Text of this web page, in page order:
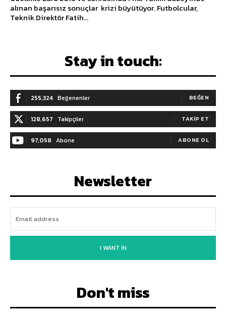
alınan başarısız sonuçlar krizi büyütüyor. Futbolcular,
Teknik Direktör Fatih...
Stay in touch:
255,324 Beğenenler BEĞEN
128,657 Takipçiler TAKIP ET
97,058 Abone ABONE OL
Newsletter
I WANT IN
Don't miss